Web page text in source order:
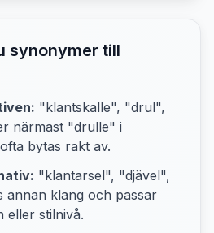
synonymer till
"klantskalle", "drul",
närmast "drulle" i
bytas rakt av.
"klantarsel", "djävel",
annan klang och passar
eller stilnivå.